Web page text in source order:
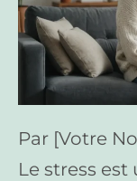
Par [Votre
Le stress